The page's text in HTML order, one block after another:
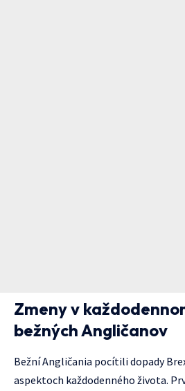
Zmeny v
bežných Angličanov
Bežní Angličania pocítili dopady
aspektoch každodenného života.